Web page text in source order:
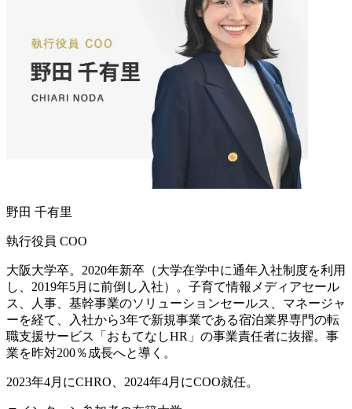
野田 千有里
執行役員 COO
大阪大学卒。2020年新卒（大学在学中に通年入社制度を利用
し、2019年5月に前倒し入社）。子育て情報メディアセール
ス、人事、基幹事業のソリューションセールス、マネージャ
ーを経て、入社から3年で新規事業である宿泊業界専門の転
職支援サービス「おもてなしHR」の事業責任者に抜擢。事
業を昨対200％成長へと導く。
2023年4月にCHRO、2024年4月にCOO就任。